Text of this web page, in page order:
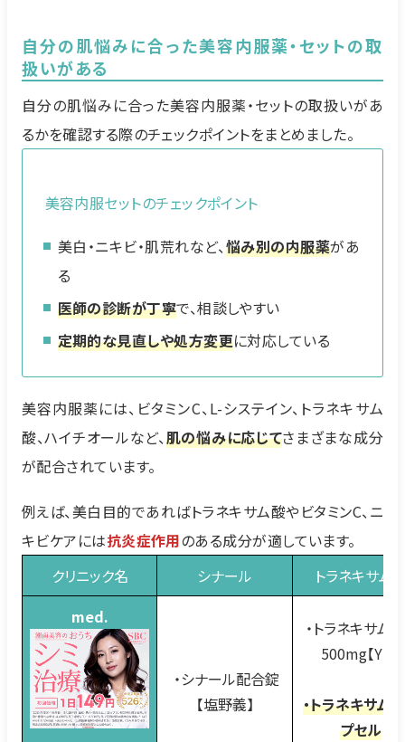
自分の肌悩みに合った美容内服薬・セットの取
扱いがある
自分の肌悩みに合った美容内服薬・セットの取扱いがあ
るかを確認する際のチェックポイントをまとめました。
美容内服セットのチェックポイント
美白・ニキビ・肌荒れなど、悩み別の内服薬があ
る
医師の診断が丁寧で、相談しやすい
定期的な見直しや処方変更に対応している
美容内服薬には、ビタミンC、L-システイン、トラネキサム
酸、ハイチオールなど、肌の悩みに応じてさまざまな成分
が配合されています。
例えば、美白目的であればトラネキサム酸やビタミンC、ニ
キビケアには抗炎症作用のある成分が適しています。
クリニック名
シナール
トラネキサム
med.
・シナール配合錠
【塩野義】
・トラネキサム
500mg【YD】
・トラネキサム
プセル